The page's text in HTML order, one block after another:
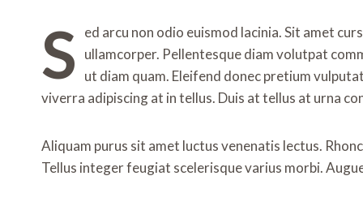
S
ed arcu non odio euismod lacinia. Sit amet
ullamcorper. Pellentesque diam volutpat
ut diam quam. Eleifend donec pretium
viverra adipiscing at in tellus. Duis at tellus at urna
Aliquam purus sit amet luctus venenatis lectus.
Tellus integer feugiat scelerisque varius morbi.